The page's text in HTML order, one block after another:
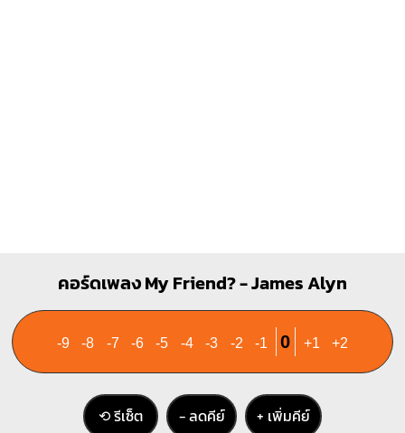
X O X
1 2 1
4
X
1
2
D Dm7
คอร์ดเพลง My Friend? - James Alyn
-9 -8 -7 -6 -5 -4 -3 -2 -1 0 +1 +2
⟲ รีเซ็ต − ลดคีย์ + เพิ่มคีย์